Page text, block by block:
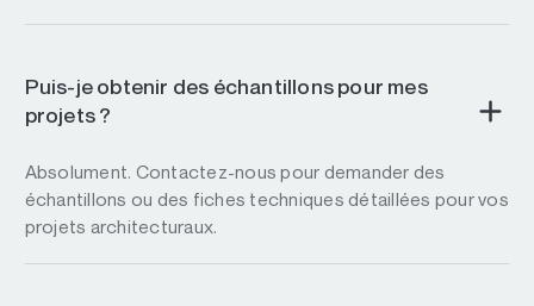
Puis-je obtenir des échantillons pour mes
projets ?
Absolument. Contactez-nous pour demander des
échantillons ou des fiches techniques détaillées pour vos
projets architecturaux.